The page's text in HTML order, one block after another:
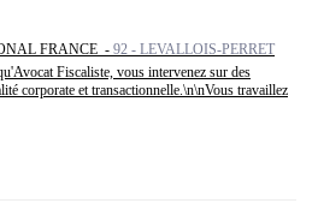
FRANCE - 92 - LEVALLOIS-PERRET
Fiscaliste, vous intervenez sur des
corporate et transactionnelle.\n\nVous travaillez